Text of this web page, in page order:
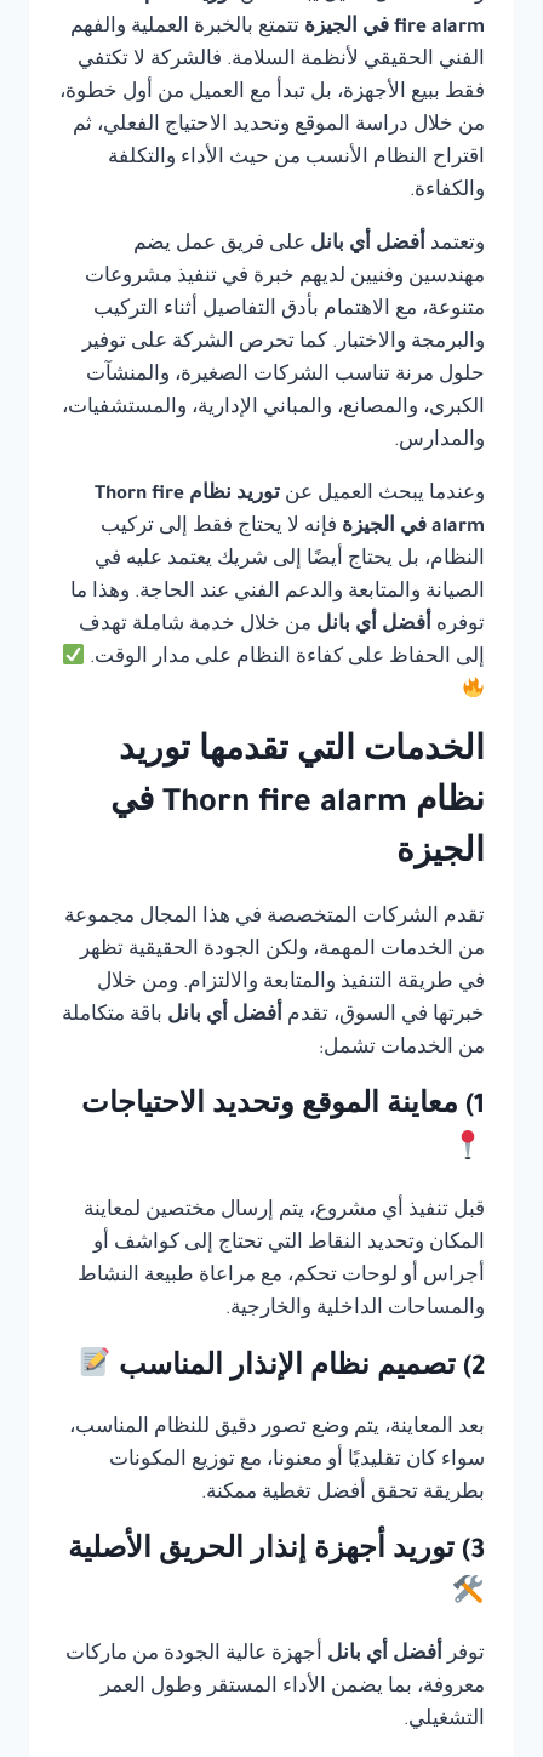
fire alarm في الجيزة
تتمتع بالخبرة العملية والفهم
الفني الحقيقي لأنظمة السلامة. فالشركة لا تكتفي
فقط ببيع الأجهزة، بل تبدأ مع العميل من أول خطوة،
من خلال دراسة الموقع وتحديد الاحتياج الفعلي، ثم
اقتراح النظام الأنسب من حيث الأداء والتكلفة
والكفاءة.
وتعتمد أفضل أي بانل على فريق عمل يضم
مهندسين وفنيين لديهم خبرة في تنفيذ مشروعات
متنوعة، مع الاهتمام بأدق التفاصيل أثناء التركيب
والبرمجة والاختبار. كما تحرص الشركة على توفير
حلول مرنة تناسب الشركات الصغيرة، والمنشآت
الكبرى، والمصانع، والمباني الإدارية، والمستشفيات،
والمدارس.
وعندما يبحث العميل عن
توريد نظام Thorn fire
alarm في الجيزة
فإنه لا يحتاج فقط إلى تركيب
النظام، بل يحتاج أيضًا إلى شريك يعتمد عليه في
الصيانة والمتابعة والدعم الفني عند الحاجة. وهذا ما
توفره أفضل أي بانل من خلال خدمة شاملة تهدف
إلى الحفاظ على كفاءة النظام على مدار الوقت.
الخدمات التي تقدمها توريد
نظام Thorn fire alarm في
الجيزة
تقدم الشركات المتخصصة في هذا المجال مجموعة
من الخدمات المهمة، ولكن الجودة الحقيقية تظهر
في طريقة التنفيذ والمتابعة والالتزام. ومن خلال
خبرتها في السوق، تقدم أفضل أي بانل باقة متكاملة
من الخدمات تشمل:
1) معاينة الموقع وتحديد الاحتياجات
قبل تنفيذ أي مشروع، يتم إرسال مختصين لمعاينة
المكان وتحديد النقاط التي تحتاج إلى كواشف أو
أجراس أو لوحات تحكم، مع مراعاة طبيعة النشاط
والمساحات الداخلية والخارجية.
2) تصميم نظام الإنذار المناسب
بعد المعاينة، يتم وضع تصور دقيق للنظام المناسب،
سواء كان تقليديًا أو معنونا، مع توزيع المكونات
بطريقة تحقق أفضل تغطية ممكنة.
3) توريد أجهزة إنذار الحريق الأصلية
توفر أفضل أي بانل أجهزة عالية الجودة من ماركات
معروفة، بما يضمن الأداء المستقر وطول العمر
التشغيلي.